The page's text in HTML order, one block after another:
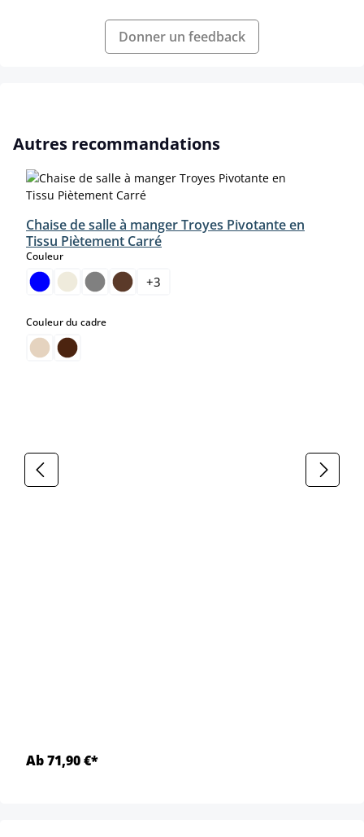
Donner un feedback
Ignorer la galerie de produits
Autres recommandations
Chaise de salle à manger Troyes Pivotante en
Tissu Piètement Carré
Couleurselect
+3
Couleur du cadreselect
Ab 71,90 €*